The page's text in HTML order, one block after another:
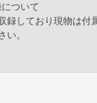
ついて
録しており現物は付
い。